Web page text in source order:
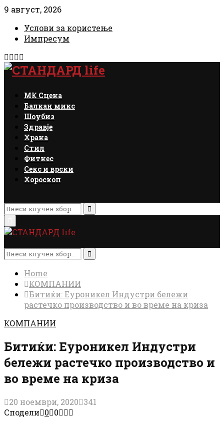
9 август, 2026
Услови за користење
Импресум
Facebook
Instagram
Email
МК Сцена
Балкан микс
Шоубиз
Здравје
Храна
Стил
Фитнес
Секс и врски
Хороскоп
Search
for:
Search
Menu
Search
for:
Search
Home
КОМПАНИИ
Битиќи: Еуроникел Индустри бележи
растечко производство и во време на криза
КОМПАНИИ
Битиќи: Еуроникел Индустри
бележи растечко производство и
во време на криза
20 ноември, 2020 341
Сподели 0 0